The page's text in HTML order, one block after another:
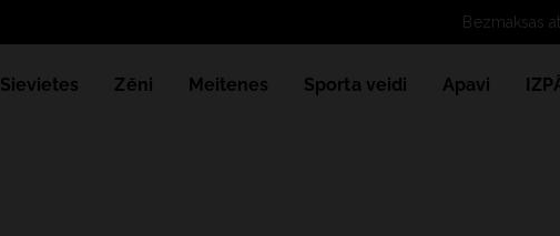
Sievietes Zēni Meitenes Sporta veidi Apavi